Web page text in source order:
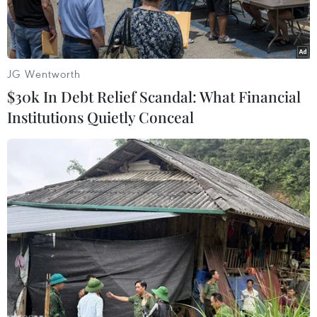
Tổng thống Pháp Emmanuel Macron tiếp đón Thái tử Saudi
Arabia Mohammed bin Salman trong bữa tối tại Điện Élysée
vào ngày 28/7 vừa qua. (Nguồn: AP)
Theo báo Les Échos, sau chuyến thăm Athens
ngày 26/7, chặng dừng chân tiếp theo của Thái
tử Saudi Arabia Mohammed bin Salman trong
JG Wentworth
$30k In Debt Relief Scandal: What Financial
Institutions Quietly Conceal